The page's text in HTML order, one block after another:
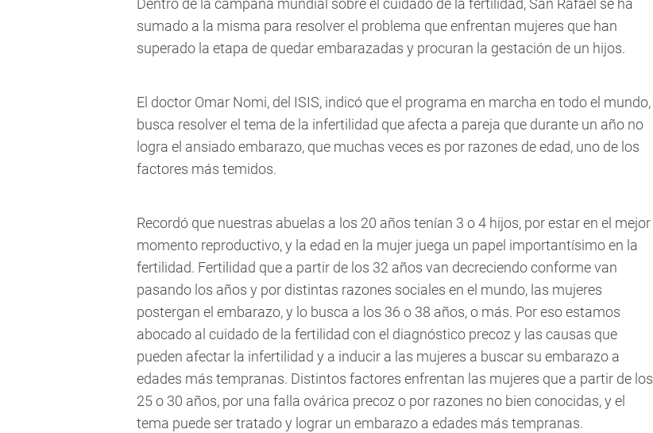
Dentro de la campaña mundial sobre el cuidado de la fertilidad, San Rafael se ha
sumado a la misma para resolver el problema que enfrentan mujeres que han
superado la etapa de quedar embarazadas y procuran la gestación de un hijos.
El doctor Omar Nomi, del ISIS, indicó que el programa en marcha en todo el mundo,
busca resolver el tema de la infertilidad que afecta a pareja que durante un año no
logra el ansiado embarazo, que muchas veces es por razones de edad, uno de los
factores más temidos.
Recordó que nuestras abuelas a los 20 años tenían 3 o 4 hijos, por estar en el mejor
momento reproductivo, y la edad en la mujer juega un papel importantísimo en la
fertilidad. Fertilidad que a partir de los 32 años van decreciendo conforme van
pasando los años y por distintas razones sociales en el mundo, las mujeres
postergan el embarazo, y lo busca a los 36 o 38 años, o más. Por eso estamos
abocado al cuidado de la fertilidad con el diagnóstico precoz y las causas que
pueden afectar la infertilidad y a inducir a las mujeres a buscar su embarazo a
edades más tempranas. Distintos factores enfrentan las mujeres que a partir de los
25 o 30 años, por una falla ovárica precoz o por razones no bien conocidas, y el
tema puede ser tratado y lograr un embarazo a edades más tempranas.